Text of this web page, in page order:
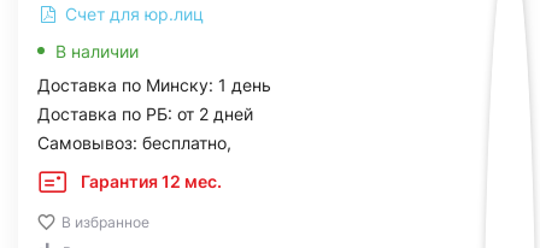
Счет для юр.лиц
В наличии
Доставка по Минску: 1 день
Доставка по РБ: от 2 дней
Самовывоз: бесплатно,
Гарантия 12 мес.
В избранное